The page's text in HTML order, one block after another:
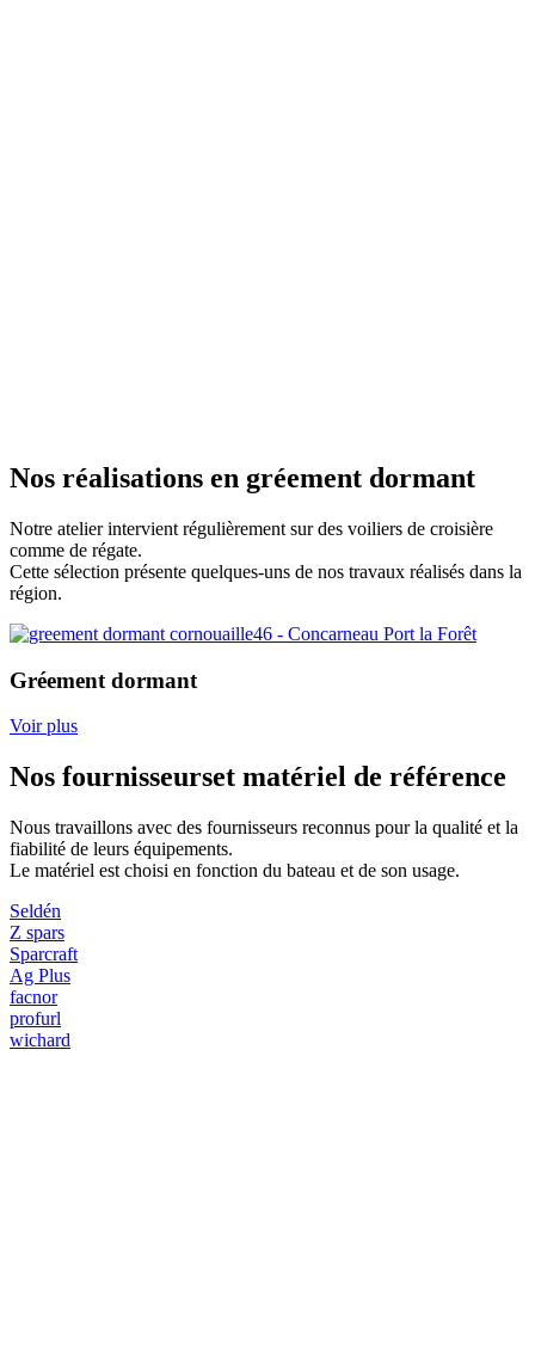
Nos réalisations en gréement dormant
Notre atelier intervient régulièrement sur des voiliers de croisière
comme de régate.
Cette sélection présente quelques-uns de nos travaux réalisés dans la
région.
Gréement dormant
Voir plus
Nos fournisseurset matériel de référence
Nous travaillons avec des fournisseurs reconnus pour la qualité et la
fiabilité de leurs équipements.
Le matériel est choisi en fonction du bateau et de son usage.
Seldén
Z spars
Sparcraft
Ag Plus
facnor
profurl
wichard